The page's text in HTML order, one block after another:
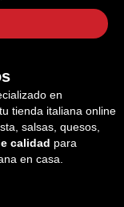
en
tienda italiana online
salsas, quesos,
calidad para
en casa.